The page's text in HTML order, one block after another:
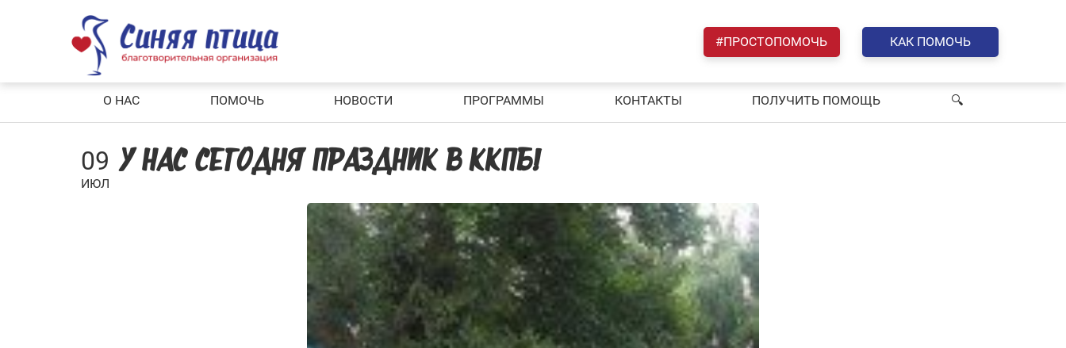
#ПРОСТОПОМОЧЬ КАК ПОМОЧЬ
О НАС ПОМОЧЬ НОВОСТИ ПРОГРАММЫ КОНТАКТЫ ПОЛУЧИТЬ ПОМОЩЬ 🔍︎
09
ИЮЛ
У НАС СЕГОДНЯ ПРАЗДНИК В ККПБ!